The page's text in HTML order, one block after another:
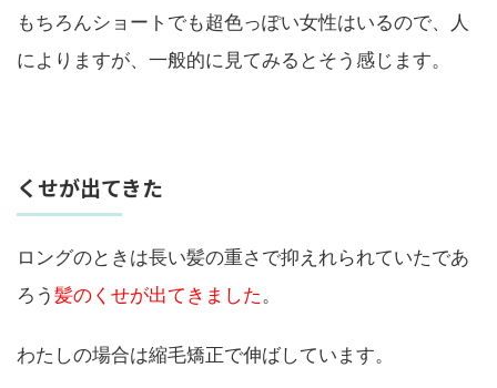
もちろんショートでも超色っぽい女性はいるので、人
によりますが、一般的に見てみるとそう感じます。
くせが出てきた
ロングのときは長い髪の重さで抑えれられていたであ
ろう 髪のくせが出てきました。
わたしの場合は縮毛矯正で伸ばしています。